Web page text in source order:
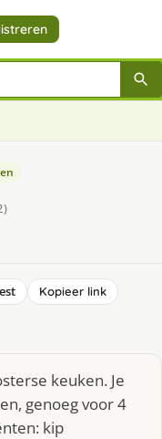
Kopieer link
keuken. Je
genoeg voor 4
kip